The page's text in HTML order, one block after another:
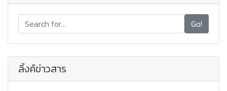
Go!
ลิ้งค์ข่าวสาร